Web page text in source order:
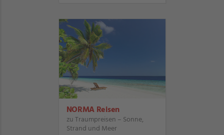
NORMA Reisen
zu Traumpreisen – Sonne,
Strand und Meer